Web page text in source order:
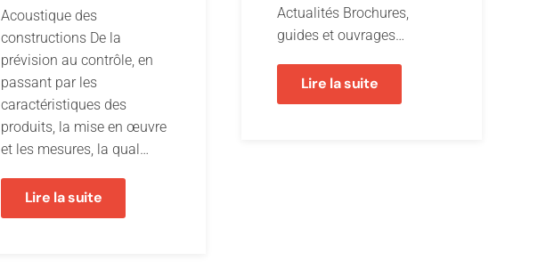
Acoustique des
constructions De la
prévision au contrôle, en
passant par les
caractéristiques des
produits, la mise en œuvre
et les mesures, la qual…
Lire la suite
Actualités Brochures,
guides et ouvrages…
Lire la suite